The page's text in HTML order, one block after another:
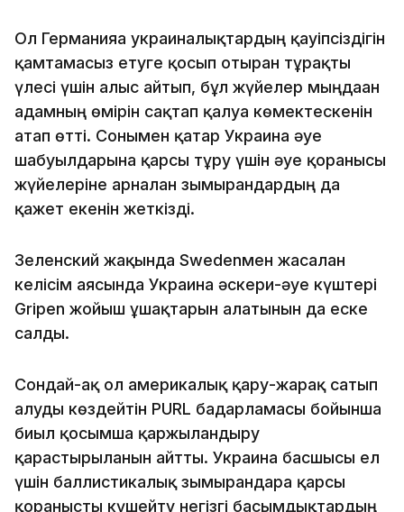
Ол Германияға украиналықтардың қауіпсіздігін
қамтамасыз етуге қосып отырған тұрақты
үлесі үшін алғыс айтып, бұл жүйелер мыңдаған
адамның өмірін сақтап қалуға көмектескенін
атап өтті. Сонымен қатар Украина әуе
шабуылдарына қарсы тұру үшін әуе қорғанысы
жүйелеріне арналған зымырандардың да
қажет екенін жеткізді.
Зеленский жақында Swedenмен жасалған
келісім аясында Украина әскери-әуе күштері
Gripen жойғыш ұшақтарын алатынын да еске
салды.
Сондай-ақ ол америкалық қару-жарақ сатып
алуды көздейтін PURL бағдарламасы бойынша
биыл қосымша қаржыландыру
қарастырылғанын айтты. Украина басшысы ел
үшін баллистикалық зымырандарға қарсы
қорғанысты күшейту негізгі басымдықтардың